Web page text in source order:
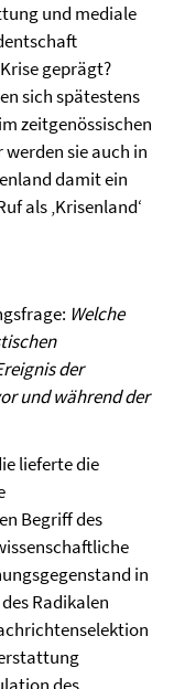
und mediale
geprägt?
sich spätestens
zeitgenössischen
sie auch in
damit ein
als ‚Krisenland‘
Welche
der
und während der
lieferte die
Begriff des
in
Radikalen